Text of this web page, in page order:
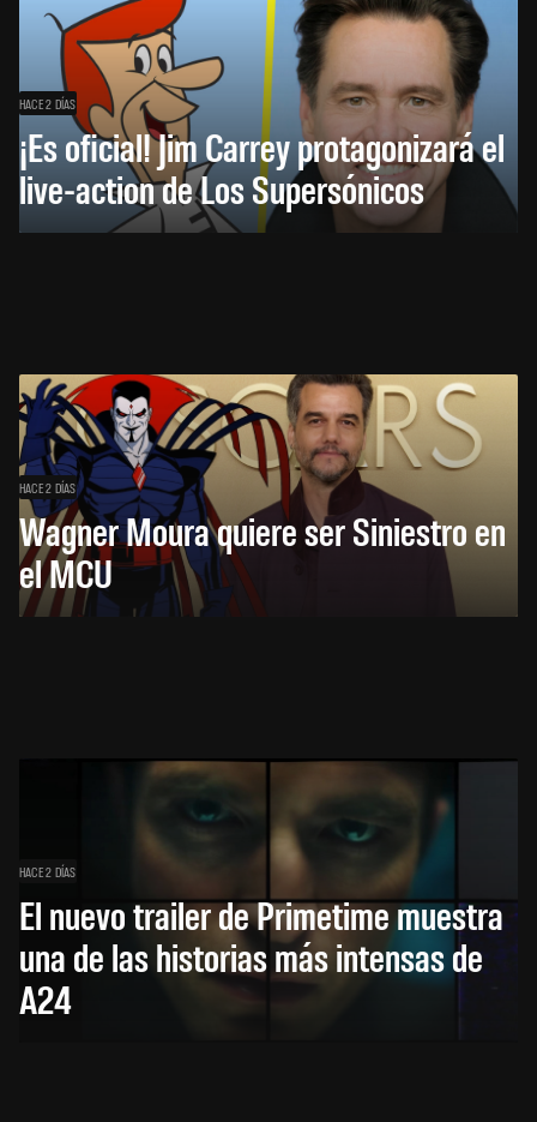
HACE 2 DÍAS
¡Es oficial! Jim Carrey protagonizará el
live-action de Los Supersónicos
HACE 2 DÍAS
Wagner Moura quiere ser Siniestro en
el MCU
HACE 2 DÍAS
El nuevo trailer de Primetime muestra
una de las historias más intensas de
A24